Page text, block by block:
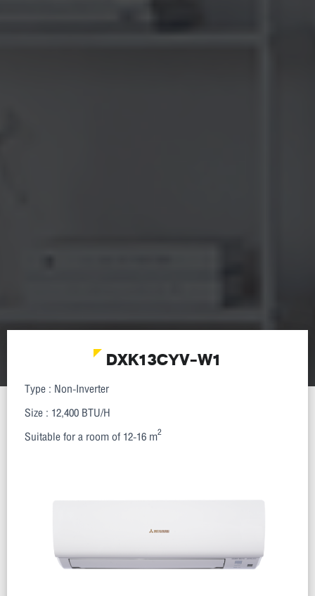
DXK13CYV-W1
Type : Non-Inverter
Size : 12,400 BTU/H
Suitable for a room of 12-16 m2